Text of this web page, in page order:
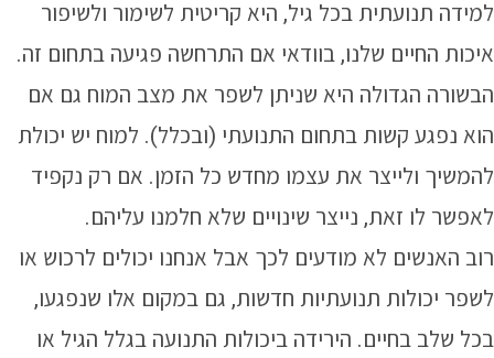
למידה תנועתית בכל גיל, היא קריטית לשימור ולשיפור
איכות החיים שלנו, בוודאי אם התרחשה פגיעה בתחום זה.
הבשורה הגדולה היא שניתן לשפר את מצב המוח גם אם
הוא נפגע קשות בתחום התנועתי (ובכלל). למוח יש יכולת
להמשיך ולייצר את עצמו מחדש כל הזמן. אם רק נקפיד
לאפשר לו זאת, נייצר שינויים שלא חלמנו עליהם.
רוב האנשים לא מודעים לכך אבל אנחנו יכולים לרכוש או
לשפר יכולות תנועתיות חדשות, גם במקום אלו שנפגעו,
בכל שלב בחיים. הירידה ביכולות התנועה בגלל הגיל או